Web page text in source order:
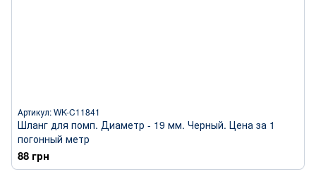
Артикул: WK-C11841
Шланг для помп. Диаметр - 19 мм. Черный. Цена за 1
погонный метр
88 грн